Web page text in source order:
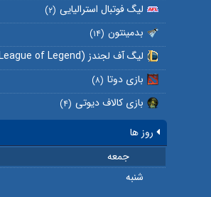
لیگ فوتبال استرالیایی (۲)
بدمینتون (۱۴)
لیگ آف لجندز (League of Legend)
بازی دوتا (۸)
بازی کالاف دیوتی (۴)
روز ها
جمعه
شنبه